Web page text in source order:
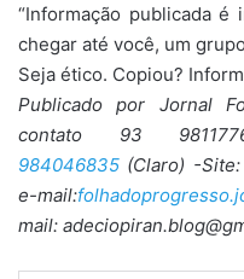
“Informação publicada é
chegar até você, um
Seja ético. Copiou?
Publicado por Jornal
contato 93
984046835 (Claro) -Site:
e-mail:
mail: